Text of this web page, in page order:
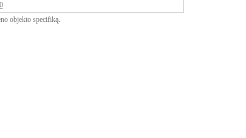
objekto specifiką.